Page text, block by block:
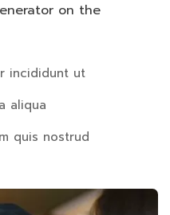
on the
incididunt ut
aliqua
quis nostrud